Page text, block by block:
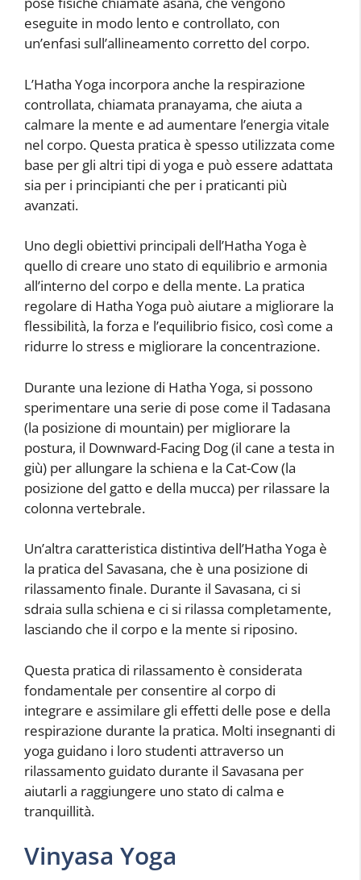
eseguite in modo lento e controllato, con
un’enfasi sull’allineamento corretto del corpo.
L’Hatha Yoga incorpora anche la respirazione
controllata, chiamata pranayama, che aiuta a
calmare la mente e ad aumentare l’energia vitale
nel corpo. Questa pratica è spesso utilizzata come
base per gli altri tipi di yoga e può essere adattata
sia per i principianti che per i praticanti più
avanzati.
Uno degli obiettivi principali dell’Hatha Yoga è
quello di creare uno stato di equilibrio e armonia
all’interno del corpo e della mente. La pratica
regolare di Hatha Yoga può aiutare a migliorare la
flessibilità, la forza e l’equilibrio fisico, così come a
ridurre lo stress e migliorare la concentrazione.
Durante una lezione di Hatha Yoga, si possono
sperimentare una serie di pose come il Tadasana
(la posizione di mountain) per migliorare la
postura, il Downward-Facing Dog (il cane a testa in
giù) per allungare la schiena e la Cat-Cow (la
posizione del gatto e della mucca) per rilassare la
colonna vertebrale.
Un’altra caratteristica distintiva dell’Hatha Yoga è
la pratica del Savasana, che è una posizione di
rilassamento finale. Durante il Savasana, ci si
sdraia sulla schiena e ci si rilassa completamente,
lasciando che il corpo e la mente si riposino.
Questa pratica di rilassamento è considerata
fondamentale per consentire al corpo di
integrare e assimilare gli effetti delle pose e della
respirazione durante la pratica. Molti insegnanti di
yoga guidano i loro studenti attraverso un
rilassamento guidato durante il Savasana per
aiutarli a raggiungere uno stato di calma e
tranquillità.
Vinyasa Yoga